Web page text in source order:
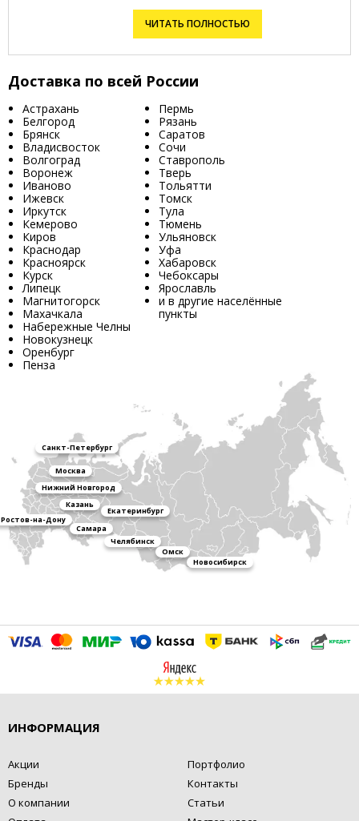
ЧИТАТЬ ПОЛНОСТЬЮ
Доставка по всей России
Астрахань
Белгород
Брянск
Владисвосток
Волгоград
Воронеж
Иваново
Ижевск
Иркутск
Кемерово
Киров
Краснодар
Красноярск
Курск
Липецк
Магнитогорск
Махачкала
Набережные Челны
Новокузнецк
Оренбург
Пенза
Пермь
Рязань
Саратов
Сочи
Ставрополь
Тверь
Тольятти
Томск
Тула
Тюмень
Ульяновск
Уфа
Хабаровск
Чебоксары
Ярославль
и в другие населённые
пункты
Санкт-Петербург
Москва
Нижний Новгород
Казань
Екатеринбург
Ростов-на-Дону
Самара
Челябинск
Омск
Новосибирск
ИНФОРМАЦИЯ
Акции
Бренды
О компании
Портфолио
Контакты
Статьи